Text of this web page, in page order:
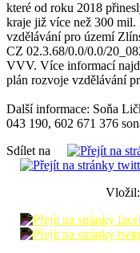
které od roku 2018
kraje již více než 300
vzdělávání pro území
CZ 02.3.68/0.0/0.0/
VVV. Více informací
plán rozvoje vzdělávání
Další informace: Soňa
043 190, 602 671 376
Sdílet na